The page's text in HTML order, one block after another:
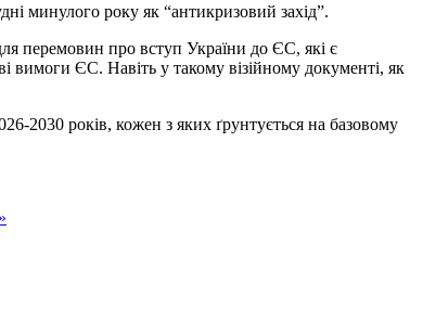
минулого року як “антикризовий захід”.
перемовин про вступ України до ЄС, які є
вимоги ЄС. Навіть у такому візійному документі, як
2030 років, кожен з яких ґрунтується на базовому